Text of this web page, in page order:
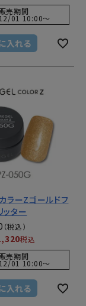
販売期間
01 10:00〜
入れる
ラーZゴールドフ
ッター
税込
販売期間
01 10:00〜
入れる